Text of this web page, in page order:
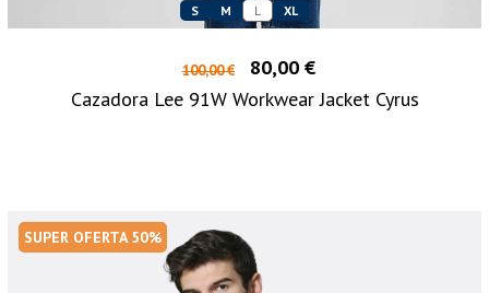
S M L XL
100,00 €
80,00 €
Cazadora Lee 91W Workwear Jacket Cyrus
SUPER OFERTA 50%